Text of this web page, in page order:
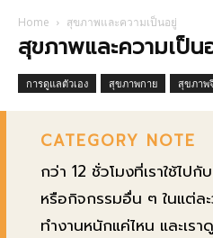
Home สุขภาพและความเป็นอยู่
สุขภาพและความเป็น
การดูแลตัวเอง สุขภาพกาย สุขภาพ
CATEGORY NOTE
กว่า 12 ชั่วโมงที่เราใช้ไป
หรือกิจกรรมอื่น ๆ ในแต่ล
ทำงานหนักแค่ไหน และเร